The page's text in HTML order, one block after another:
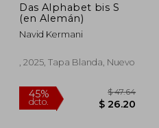
45%
dcto. $
Das Alphabet bis S
(en Alemán)
Navid Kermani
, 2025, Tapa Blanda, Nuevo